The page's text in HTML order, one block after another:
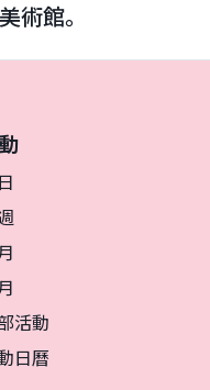
術館。
活動
日曆